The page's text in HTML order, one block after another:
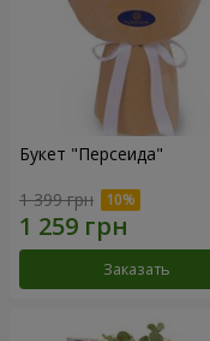
Букет "Персеида"
1 399 грн
Заказать